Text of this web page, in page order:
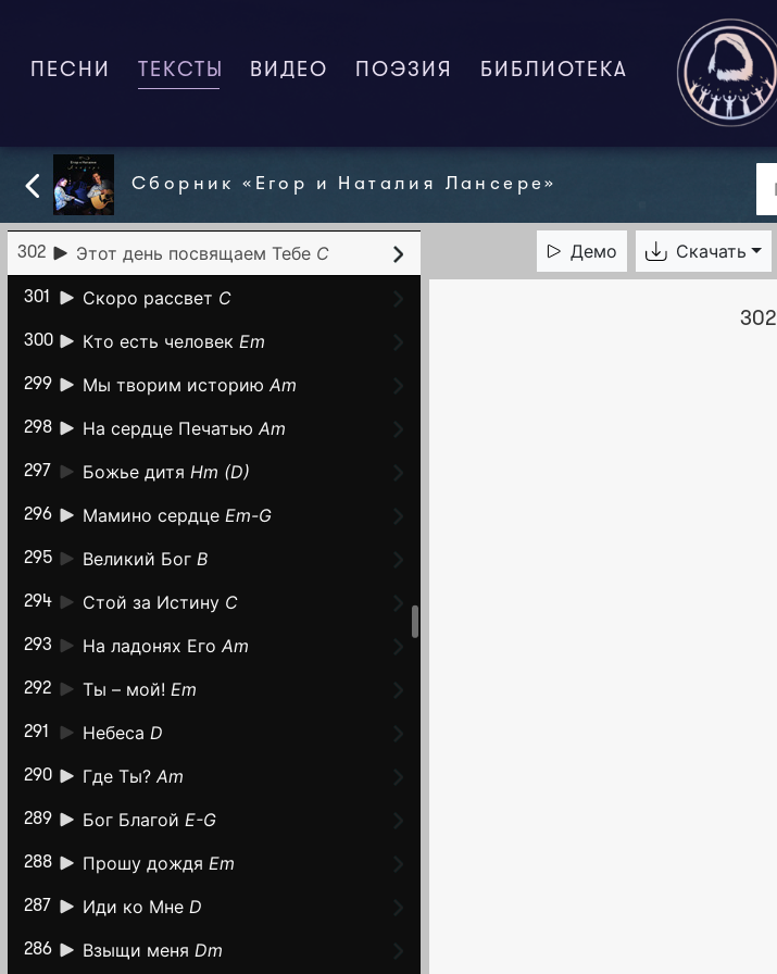
ПЕСНИ ТЕКСТЫ (CURRENT)
ВИДЕО ПОЭЗИЯ БИБЛИОТЕКА
Сборник «Егор и Наталия Лансере»
Дикий речной мустанг
304
C
Я буду жить по Слову Твоему
302 Этот день посвящаем Тебе C
301 Скоро рассвет C
300 Кто есть человек Em
299 Мы творим историю Am
298 На сердце Печатью Am
297 Божье дитя Hm (D)
296 Мамино сердце Em-G
295 Великий Бог B
294 Стой за Истину C
293 На ладонях Его Am
292 Ты – мой! Em
291 Небеса D
290 Где Ты? Am
289 Бог Благой E-G
288 Прошу дождя Em
287 Иди ко Мне D
286 Взыщи меня Dm
Демо Скачать
302